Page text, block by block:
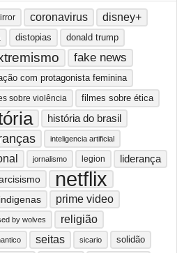
coronavirus disney+
distopias donald trump
fake news
com protagonista feminina
sobre violência filmes sobre ética
história do brasil
inteligencia artificial
jornalismo legion liderança
netflix
prime video
by wolves religião
seitas sicario solidão